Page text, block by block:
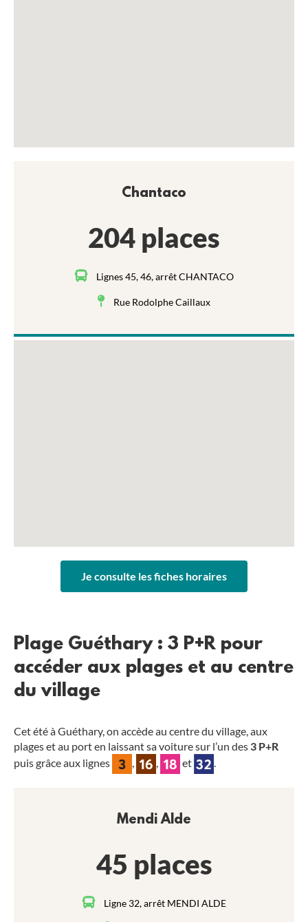
Chantaco
204 places
Lignes 45, 46, arrêt CHANTACO
Rue Rodolphe Caillaux
Je consulte les fiches horaires
Plage Guéthary : 3 P+R pour
accéder aux plages et au centre
du village
Cet été à Guéthary, on accède au centre du village, aux
plages et au port en laissant sa voiture sur l’un des 3 P+R
puis grâce aux lignes
et
Mendi Alde
45 places
Ligne 32, arrêt MENDI ALDE